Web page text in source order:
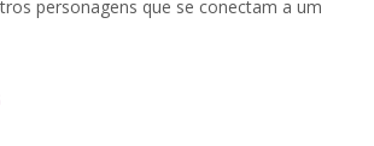
personagens que se conectam a um